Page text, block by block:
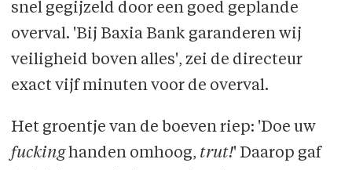
snel gegijzeld door een goed geplande
overval. 'Bij Baxia Bank garanderen wij
veiligheid boven alles', zei de directeur
exact vijf minuten voor de overval.
Het groentje van de boeven riep: 'Doe uw
fuckinghanden omhoog, trut!' Daarop gaf